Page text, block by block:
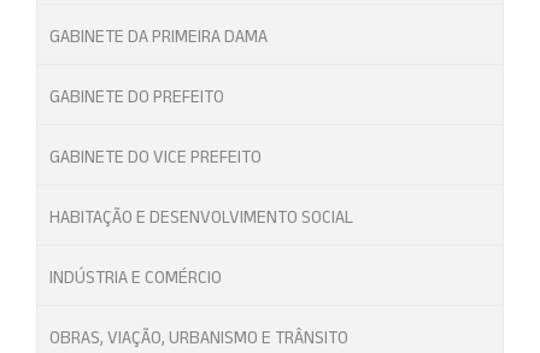
GABINETE DA PRIMEIRA DAMA
GABINETE DO PREFEITO
GABINETE DO VICE PREFEITO
HABITAÇÃO E DESENVOLVIMENTO SOCIAL
INDÚSTRIA E COMÉRCIO
OBRAS, VIAÇÃO, URBANISMO E TRÂNSITO